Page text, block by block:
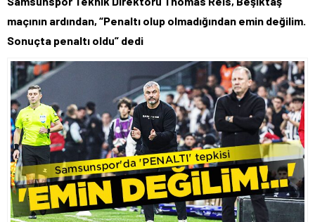
maçının ardından, “Penaltı olup olmadığından emin değilim.
Sonuçta penaltı oldu” dedi